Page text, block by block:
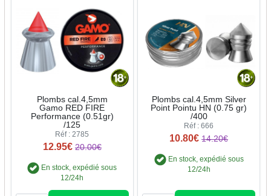
Plombs cal.4,5mm
Gamo RED FIRE
Performance (0.51gr)
/125
Réf : 2785
12.95€ 20.00€
En stock, expédié sous
12/24h
Plombs cal.4,5mm Silver
Point Pointu HN (0.75 gr)
/400
Réf : 666
10.80€ 14.20€
En stock, expédié sous
12/24h